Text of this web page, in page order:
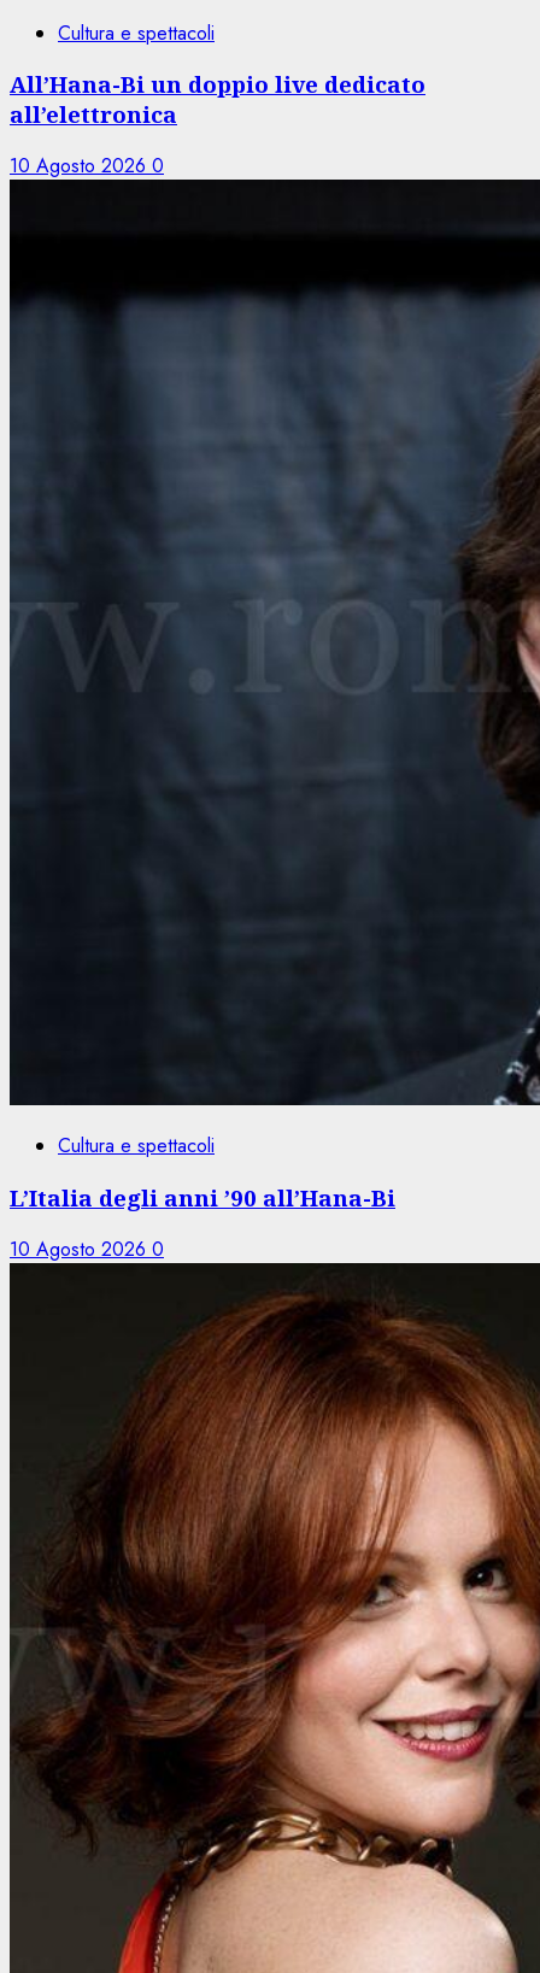
Cultura e spettacoli
All’Hana-Bi un doppio live dedicato
all’elettronica
10 Agosto 2026 0
Cultura e spettacoli
L’Italia degli anni ’90 all’Hana-Bi
10 Agosto 2026 0